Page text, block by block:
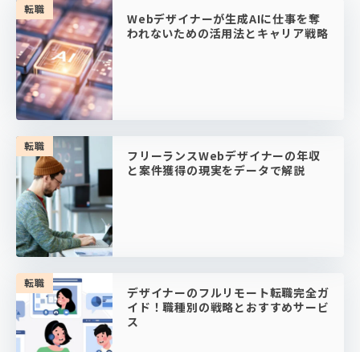
転職
Webデザイナーが生成AIに仕事を奪
われないための活用法とキャリア戦略
転職
フリーランスWebデザイナーの年収
と案件獲得の現実をデータで解説
転職
デザイナーのフルリモート転職完全ガ
イド！職種別の戦略とおすすめサービ
ス